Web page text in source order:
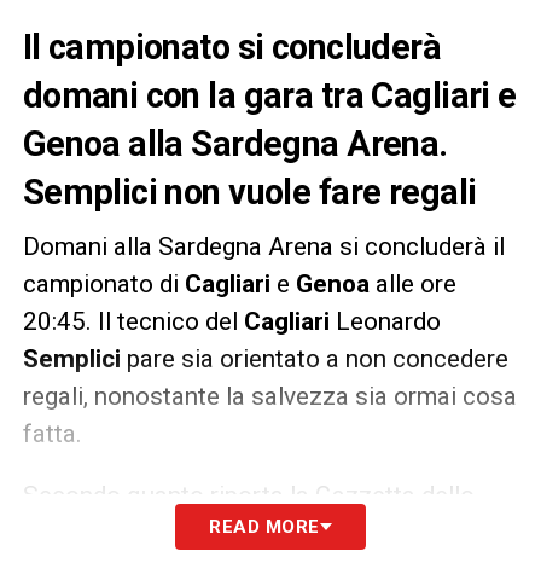
Il campionato si concluderà
domani con la gara tra Cagliari e
Genoa alla Sardegna Arena.
Semplici non vuole fare regali
Domani alla Sardegna Arena si concluderà il
campionato di Cagliari e Genoaalle ore
20:45. Il tecnico del Cagliari Leonardo
Semplici pare sia orientato a non concedere
regali, nonostante la salvezza sia ormai cosa
fatta.
Secondo quanto riporta la Gazzetta dello
Sport i rossoblù isolani dovrebbero scendere
READ MORE